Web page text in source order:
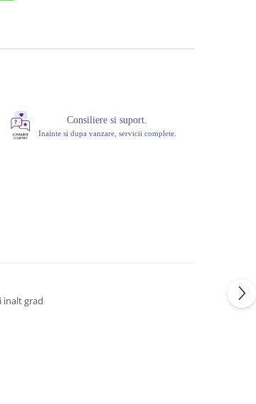
Consiliere si suport.
Inainte si dupa vanzare, servicii complete.
inalt grad